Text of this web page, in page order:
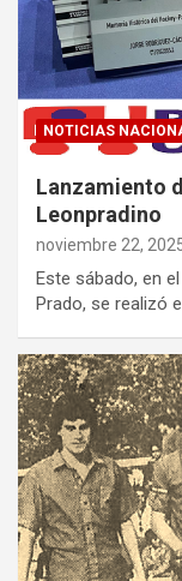
NOTICIAS
Lanzamiento
Leonpradino
noviembre 22,
Este sábado, en
Prado, se realizó